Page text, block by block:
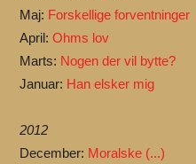
Maj: Forskellige forventninger
April:Ohms lov
Marts: Nogen der vil bytte?
Januar: Han elsker mig
2012
December: Moralske (...)